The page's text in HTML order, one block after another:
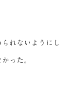
れないようにし
った。